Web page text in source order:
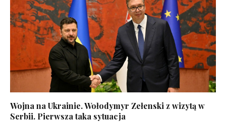
Wojna na Ukrainie. Wołodymyr Zełenski z wizytą w
Serbii. Pierwsza taka sytuacja